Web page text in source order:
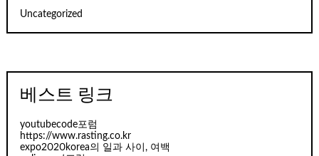
Uncategorized
베스트 링크
youtubecode포럼
https://www.rasting.co.kr
expo2020korea의 일과 사이, 여백